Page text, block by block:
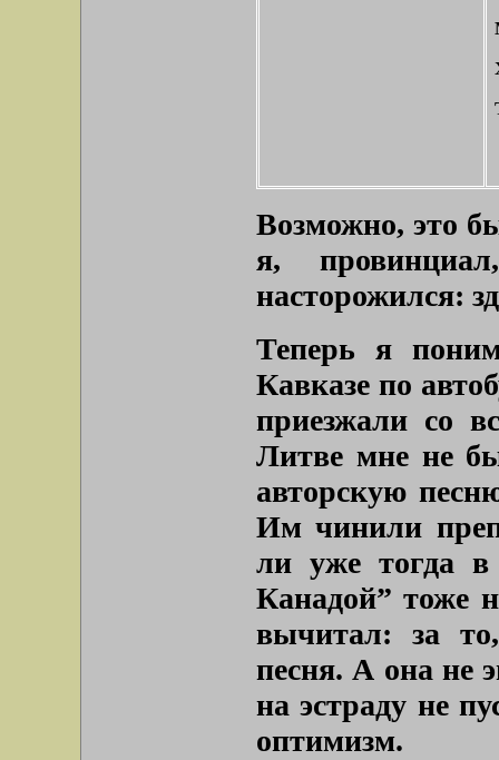
Возможно, это
я,
насторожился:
Теперь я
Кавказе по
приезжали со
Литве мне не
авторскую
Им чинили
ли уже тогда
Канадой” тоже
вычитал: за
песня. А она не
на эстраду не
оптимизм.